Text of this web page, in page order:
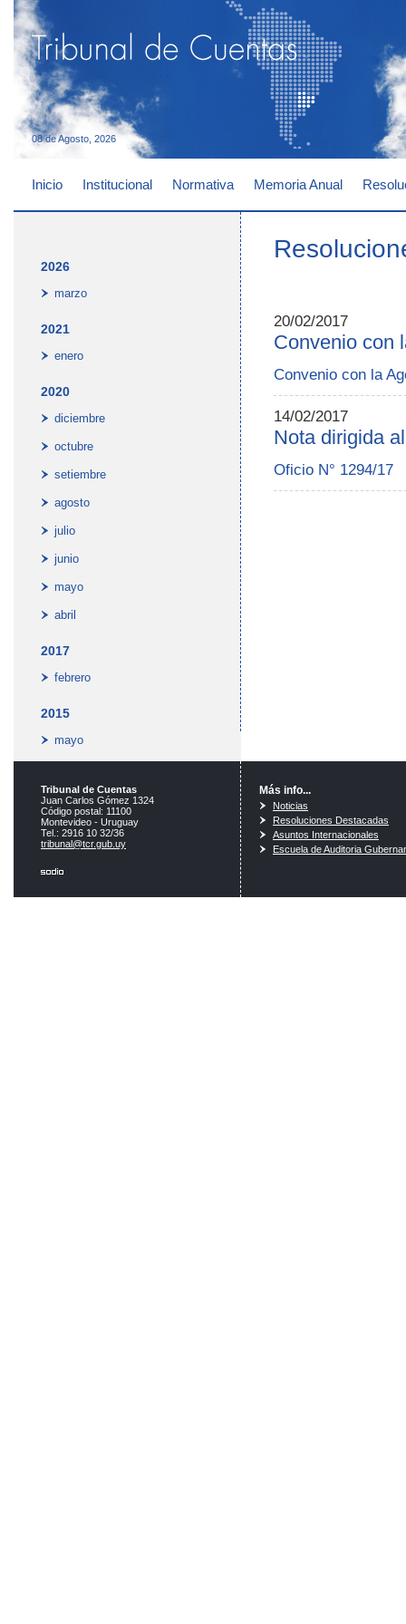
08 de Agosto, 2026
Inicio Institucional Normativa Memoria Anual
2026
marzo
2021
enero
2020
diciembre
octubre
setiembre
agosto
julio
junio
mayo
abril
2017
febrero
2015
mayo
20/02/2017
Convenio con
Convenio con la
14/02/2017
Nota dirigida
Oficio N° 1294/17
Tribunal de Cuentas
Juan Carlos Gómez 1324
Código postal: 11100
Montevideo - Uruguay
Tel.: 2916 10 32/36
tribunal@tcr.gub.uy
Más info...
Noticias
Resoluciones Destacadas
Asuntos Internacionales
Escuela de Auditoria